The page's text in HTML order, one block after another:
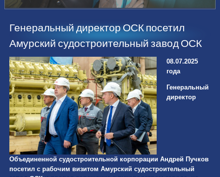
Генеральный директор ОСК посетил
Амурский судостроительный завод ОСК
08.07.2025
года
Генеральный
директор
Объединенной судостроительной корпорации Андрей Пучков
посетил с рабочим визитом Амурский судостроительный